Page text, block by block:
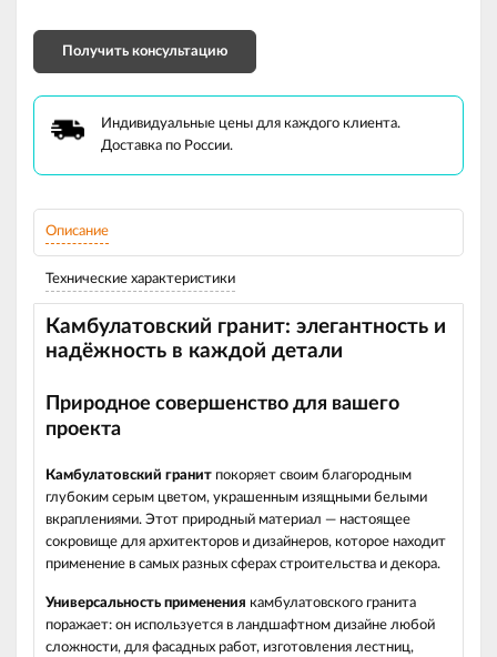
Получить консультацию
Индивидуальные цены для каждого клиента.
Доставка по России.
Описание
Технические характеристики
Камбулатовский гранит: элегантность и
надёжность в каждой детали
Природное совершенство для вашего
проекта
Камбулатовский гранит покоряет своим благородным
глубоким серым цветом, украшенным изящными белыми
вкраплениями. Этот природный материал — настоящее
сокровище для архитекторов и дизайнеров, которое находит
применение в самых разных сферах строительства и декора.
Универсальность применения камбулатовского гранита
поражает: он используется в ландшафтном дизайне любой
сложности, для фасадных работ, изготовления лестниц,